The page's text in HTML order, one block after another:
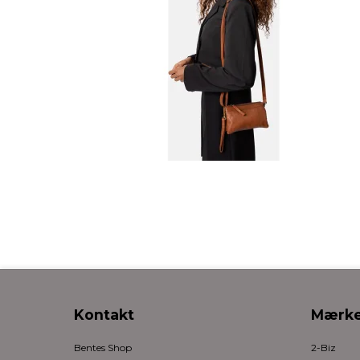
Kontakt
Bentes Shop
2-Biz